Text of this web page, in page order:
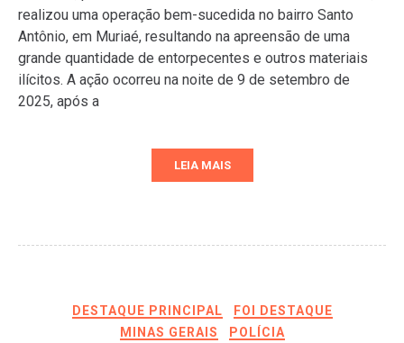
realizou uma operação bem-sucedida no bairro Santo
Antônio, em Muriaé, resultando na apreensão de uma
grande quantidade de entorpecentes e outros materiais
ilícitos. A ação ocorreu na noite de 9 de setembro de
2025, após a
LEIA MAIS
DESTAQUE PRINCIPAL
FOI DESTAQUE
MINAS GERAIS
POLÍCIA